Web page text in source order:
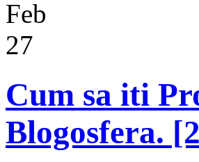
Feb
27
Cum sa iti
Blogosfera.